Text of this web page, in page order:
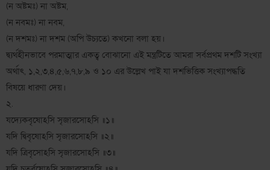
(ন অষ্টমঃ) না অষ্টম,
(ন নবমঃ) না নবম,
(ন দশমঃ) না দশম (অপি উচ্যতে) কখনো বলা হয়।
দ্ব্যর্থহীনভাবে পরমাত্মার একত্ব বোঝানো এই মন্ত্রটিতে আমরা সর্বপ্রথম দশটি সংখ্যা
অর্থাৎ, ১,২,৩,৪,৫,৬,৭,৮,৯ ও ১০ এর উল্লেখ পাই যা দশভিত্তিক সংখ্যাপদ্ধতি
বিষয়ে ধারণা দেয়।
২.
যদ্যেকবৃষোঽসি সৃজারসোঽসি ॥১॥
যদি দ্বিবৃষোঽসি সৃজারসোঽসি ॥২॥
যদি ত্রিবৃসোঽসি সৃজারসোঽসি ॥৩॥